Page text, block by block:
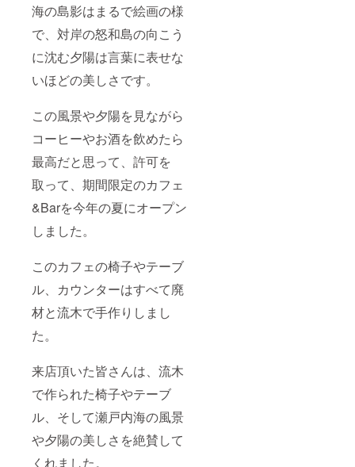
海の島影はまるで絵画の様
で、対岸の怒和島の向こう
に沈む夕陽は言葉に表せな
いほどの美しさです。
この風景や夕陽を見ながら
コーヒーやお酒を飲めたら
最高だと思って、許可を
取って、期間限定のカフェ
&Barを今年の夏にオープン
しました。
このカフェの椅子やテーブ
ル、カウンターはすべて廃
材と流木で手作りしまし
た。
来店頂いた皆さんは、流木
で作られた椅子やテーブ
ル、そして瀬戸内海の風景
や夕陽の美しさを絶賛して
くれました。